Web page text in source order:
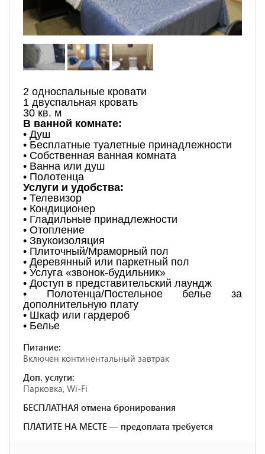
2 односпальные кровати
1 двуспальная кровать
30 кв. м
В ванной комнате:
• Душ
• Бесплатные туалетные принадлежности
• Собственная ванная комната
• Ванна или душ
• Полотенца
Услуги и удобства:
• Телевизор
• Кондиционер
• Гладильные принадлежности
• Отопление
• Звукоизоляция
• Плиточный/Мраморный пол
• Деревянный или паркетный пол
• Услуга «звонок-будильник»
• Доступ в представительский лаундж
• Полотенца/Постельное белье за
дополнительную плату
• Шкаф или гардероб
• Белье
Питание:
Включен континентальный завтрак
Доп. услуги:
Парковка, Wi-Fi
БЕСПЛАТНАЯ отмена бронирования
ПЛАТИТЕ НА МЕСТЕ — предоплата требуется